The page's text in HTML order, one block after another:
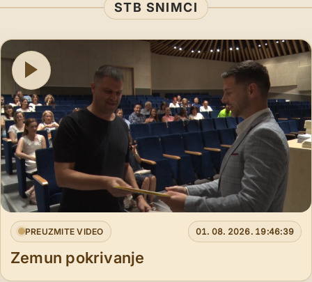
STB SNIMCI
PREUZMITE VIDEO 01. 08. 2026. 19:46:39
Zemun pokrivanje